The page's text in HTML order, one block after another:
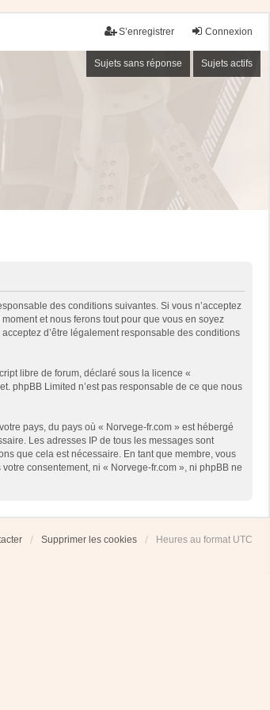
Connexion
S’enregistrer
Sujets sans réponse Sujets actifs
des conditions suivantes. Si vous n’acceptez
et nous ferons tout pour que vous en soyez
d’être légalement responsable des conditions
libre de forum, déclaré sous la licence «
phpBB Limited n’est pas responsable de ce que nous
pays, du pays où « Norvege-fr.com » est hébergé
Les adresses IP de tous les messages sont
que cela est nécessaire. En tant que membre, vous
consentement, ni « Norvege-fr.com », ni phpBB ne
Supprimer les cookies Heures au format UTC